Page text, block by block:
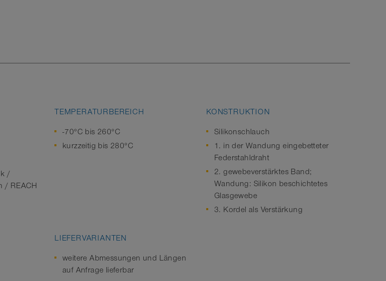
/
/ REACH
TEMPERATURBEREICH
-70°C bis 260°C
kurzzeitig bis 280°C
KONSTRUKTION
Silikonschlauch
1. in der Wandung eingebetteter
Federstahldraht
2. gewebeverstärktes Band;
Wandung: Silikon beschichtetes
Glasgewebe
3. Kordel als Verstärkung
LIEFERVARIANTEN
weitere Abmessungen und Längen
auf Anfrage lieferbar